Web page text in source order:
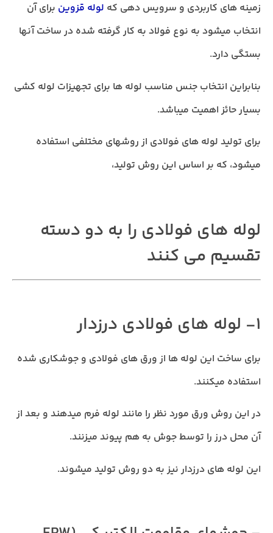
زمینه های کاربردی و سرویس دهی که لوله قزوین برای آن
انتخاب میشود به نوع فولاد به کار گرفته شده در ساخت آنها
بستگی دارد.
بنابراین انتخاب جنس مناسب لوله ها برای تجهیزات لوله کشی
بسیار حائز اهمیت میباشد.
برای تولید لوله های فولادی از روشهای مختلفی استفاده
میشود، که بر اساس این روش تولید،
لوله های فولادی را به دو دسته
تقسیم می کنند
1- لوله های فولادی درزدار
برای ساخت این لوله ها از ورق های فولادی و جوشکاری شده
استفاده میکنند.
در این روش ورق مورد نظر را مانند لوله فرم میدهند و بعد از
آن محل درز را توسط جوش به هم پیوند میزنند.
این لوله های درزدار نیز به دو روش تولید میشوند.